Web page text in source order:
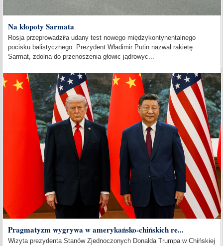
Na kłopoty Sarmata
Rosja przeprowadziła udany test nowego międzykontynentalnego
pocisku balistycznego. Prezydent Władimir Putin nazwał rakietę
Sarmat, zdolną do przenoszenia głowic jądrowyc...
Pragmatyzm wygrywa w amerykańsko-chińskich re...
Wizyta prezydenta Stanów Zjednoczonych Donalda Trumpa w Chińskiej